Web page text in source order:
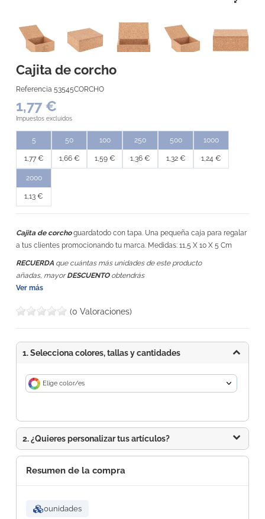
Cajita de corcho
Referencia 53545CORCHO
1,77 €
Impuestos excluidos
5
1,77 €
50
1,66 €
100
1,59 €
250
1,36 €
500
1,32 €
1000
1,24 €
2000
1,13 €
Cajita de corchoguardatodo con tapa. Una pequeña caja para regalar
a tus clientes promocionando tu marca. Medidas: 11,5 X 10 X 5 Cm
RECUERDA que cuántas más unidades de este producto
añadas, mayorDESCUENTOobtendrás
Ver más
(0 Valoraciones)
1. Selecciona colores, tallas y cantidades
Elige color/es
2. ¿Quieres personalizar tus artículos?
Resumen de la compra
0unidades